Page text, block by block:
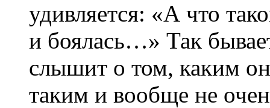
удивляется: «А что
и боялась…» Так
слышит о том, каким
таким и вообще не